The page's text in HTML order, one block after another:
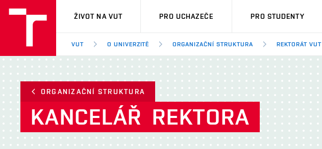
VUT
ŽIVOT NA VUT PRO UCHAZEČE PRO STUDENTY
VUT O UNIVERZITĚ ORGANIZAČNÍ STRUKTURA REKTORÁT VUT
ORGANIZAČNÍ STRUKTURA
KANCELÁŘ REKTORA